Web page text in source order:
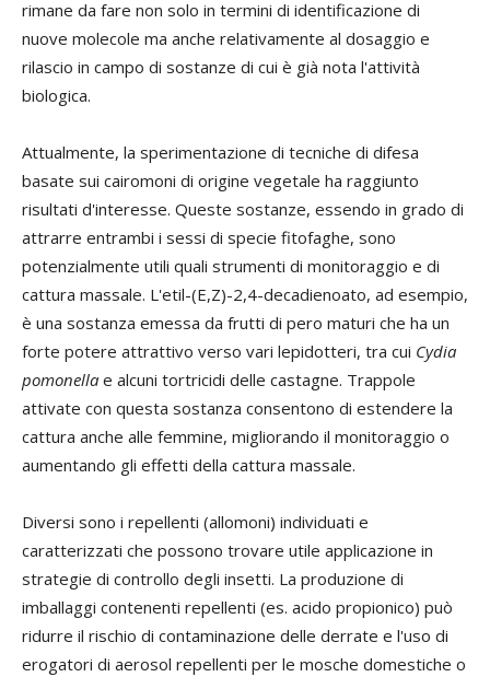
rimane da fare non solo in termini di identificazione di
nuove molecole ma anche relativamente al dosaggio e
rilascio in campo di sostanze di cui è già nota l'attività
biologica.
Attualmente, la sperimentazione di tecniche di difesa
basate sui cairomoni di origine vegetale ha raggiunto
risultati d'interesse. Queste sostanze, essendo in grado di
attrarre entrambi i sessi di specie fitofaghe, sono
potenzialmente utili quali strumenti di monitoraggio e di
cattura massale. L'etil-(E,Z)-2,4-decadienoato, ad esempio,
è una sostanza emessa da frutti di pero maturi che ha un
forte potere attrattivo verso vari lepidotteri, tra cui Cydia
pomonella e alcuni tortricidi delle castagne. Trappole
attivate con questa sostanza consentono di estendere la
cattura anche alle femmine, migliorando il monitoraggio o
aumentando gli effetti della cattura massale.
Diversi sono i repellenti (allomoni) individuati e
caratterizzati che possono trovare utile applicazione in
strategie di controllo degli insetti. La produzione di
imballaggi contenenti repellenti (es. acido propionico) può
ridurre il rischio di contaminazione delle derrate e l'uso di
erogatori di aerosol repellenti per le mosche domestiche o